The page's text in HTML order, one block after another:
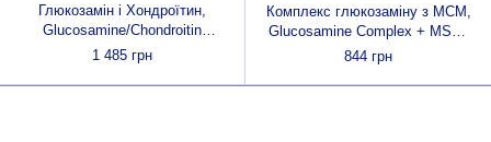
Глюкозамін і Хондроїтин,
Glucosamine/Chondroitin
Formula, Country Life, 90
капсул
1 485 грн
Комплекс глюкозаміну з МСМ,
Glucosamine Complex + MSM,
Mason Natural, 90 капсул
844 грн